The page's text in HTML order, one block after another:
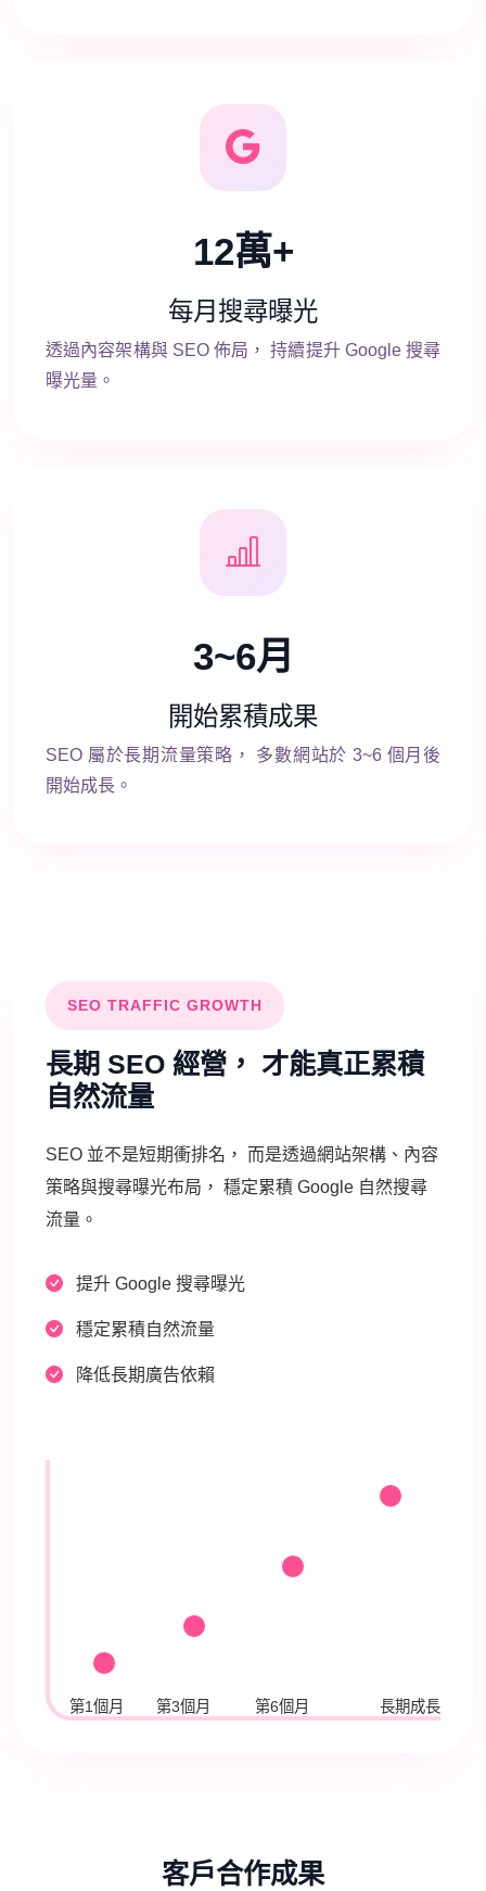
12萬+
每月搜尋曝光
透過內容架構與 SEO 佈局， 持續提升 Google 搜尋
曝光量。
3~6月
開始累積成果
SEO 屬於長期流量策略， 多數網站於 3~6 個月後
開始成長。
SEO TRAFFIC GROWTH
長期 SEO 經營， 才能真正累積
自然流量
SEO 並不是短期衝排名， 而是透過網站架構、內容
策略與搜尋曝光布局， 穩定累積 Google 自然搜尋
流量。
提升 Google 搜尋曝光
穩定累積自然流量
降低長期廣告依賴
第1個月 第3個月 第6個月 長期成長
客戶合作成果